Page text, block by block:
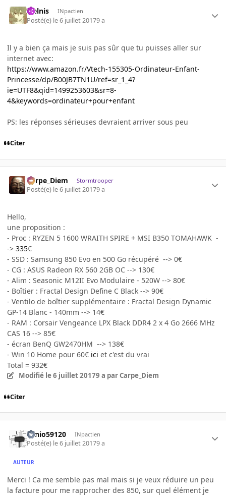
Sielnis INpactien
Posté(e) le 6 juillet 20179 a
Il y a bien ça mais je suis pas sûr que tu puisses aller sur
internet avec:
https://www.amazon.fr/Vtech-155305-Ordinateur-Enfant-
Princesse/dp/B00JB7TN1U/ref=sr_1_4?
ie=UTF8&qid=1499253603&sr=8-
4&keywords=ordinateur+pour+enfant
PS: les réponses sérieuses devraient arriver sous peu
Citer
Carpe_Diem Stormtrooper
Posté(e) le 6 juillet 20179 a
Hello,
une proposition :
- Proc : RYZEN 5 1600 WRAITH SPIRE + MSI B350 TOMAHAWK -
-> 335€
- SSD : Samsung 850 Evo en 500 Go récupéré --> 0€
- CG : ASUS Radeon RX 560 2GB OC --> 130€
- Alim : Seasonic M12II Evo Modulaire - 520W --> 80€
- Boîtier : Fractal Design Define C Black --> 90€
- Ventilo de boîtier supplémentaire : Fractal Design Dynamic
GP-14 Blanc - 140mm --> 14€
- RAM : Corsair Vengeance LPX Black DDR4 2 x 4 Go 2666 MHz
CAS 16 --> 85€
- écran BenQ GW2470HM --> 138€
- Win 10 Home pour 60€ ici et c'est du vrai
Total = 932€
Modifié le 6 juillet 20179 a par Carpe_Diem
Citer
Tonio59120 INpactien
Posté(e) le 6 juillet 20179 a
AUTEUR
Merci ! Ca me semble pas mal mais si je veux réduire un peu
la facture pour me rapprocher des 850, sur quel élément je